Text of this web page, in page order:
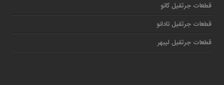
قطعات جرثقیل کاتو
قطعات جرثقیل تادانو
قطعات جرثقیل لیبهر